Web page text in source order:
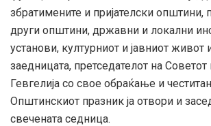
збратимените и пријателски општини,
други општини, државни и локални
установи, културниот и јавниот живот
заедницата, претседателот на
Гевгелија со свое обраќање и
Општинскиот празник ја отвори и
свечената седница.